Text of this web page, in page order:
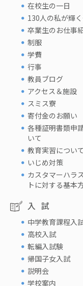
在校生の一日
130人の私が輝
卒業生のお仕事
制服
学費
行事
教員ブログ
アクセス＆施設
スミス寮
寄付金のお願い
各種証明書類申
いて
教育実習について
いじめ対策
カスタマーハラ
トに対する基本
入試
中学教育課程入
高校入試
転編入試験
帰国子女入試
説明会
学校案内